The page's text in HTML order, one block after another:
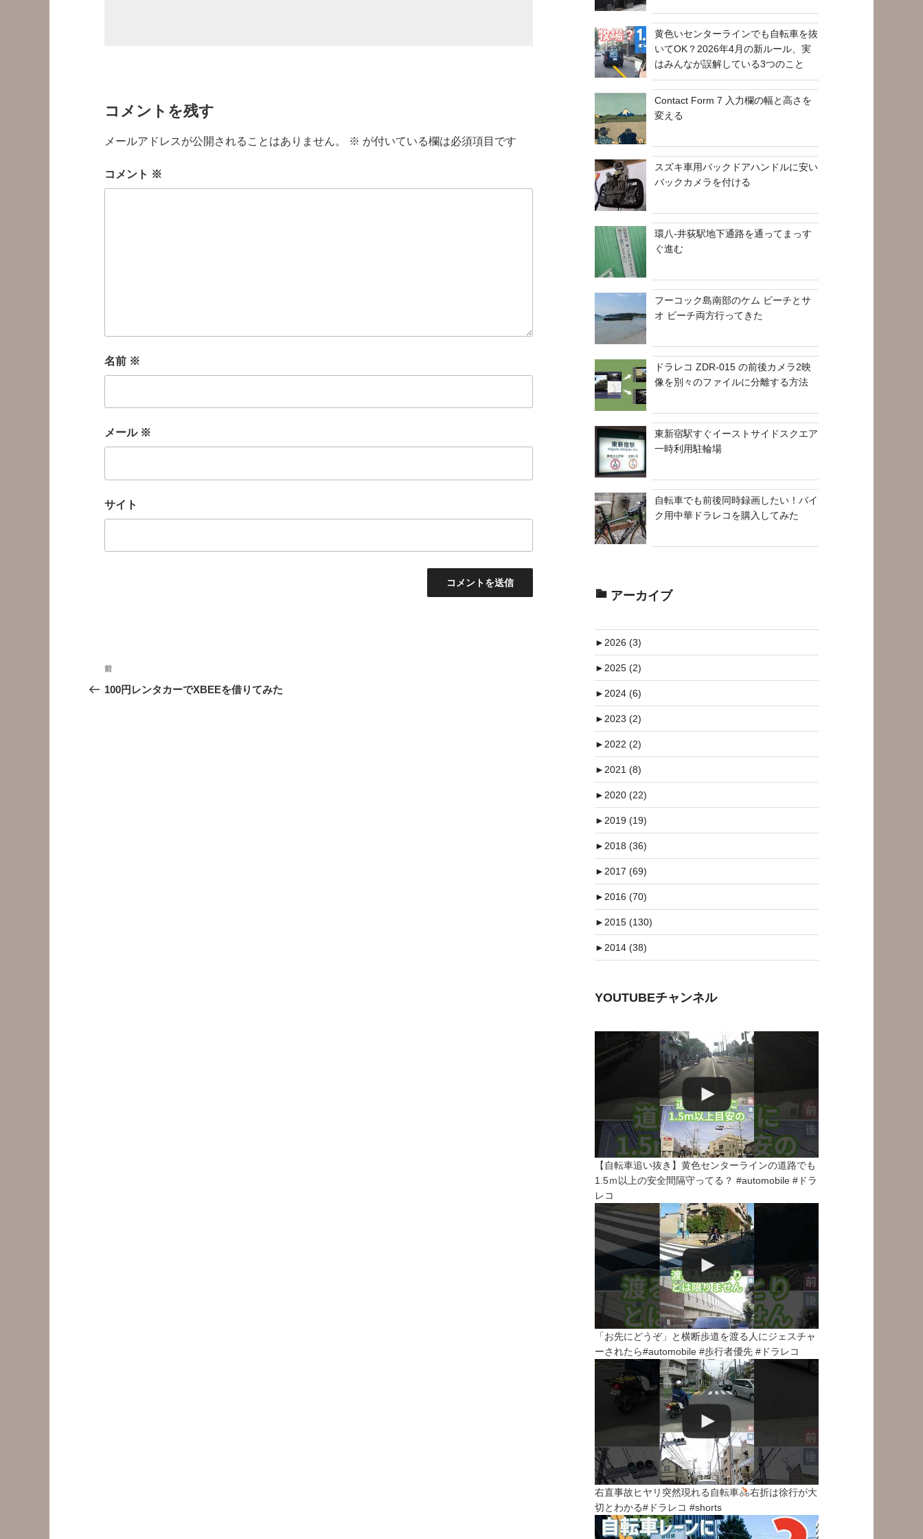
コメントを残す
メールアドレスが公開されることはありません。 ※ が付いている欄は必須項目です
コメント ※
名前 ※
メール ※
サイト
投
稿
前
の
前
100円レンタカーでXBEEを借りてみた
黄色いセンターラインでも自転車を抜
いてOK？2026年4月の新ルール、実
はみんなが誤解している3つのこと
Contact Form 7 入力欄の幅と高さを
変える
スズキ車用バックドアハンドルに安い
バックカメラを付ける
環八-井荻駅地下通路を通ってまっす
ぐ進む
フーコック島南部のケム ビーチとサ
オ ビーチ両方行ってきた
ドラレコ ZDR-015 の前後カメラ2映
像を別々のファイルに分離する方法
東新宿駅すぐイーストサイドスクエア
一時利用駐輪場
自転車でも前後同時録画したい！バイ
ク用中華ドラレコを購入してみた
アーカイブ
►2026 (3)
►2025 (2)
►2024 (6)
►2023 (2)
►2022 (2)
►2021 (8)
►2020 (22)
►2019 (19)
►2018 (36)
►2017 (69)
►2016 (70)
►2015 (130)
►2014 (38)
YOUTUBEチャンネル
【自転車追い抜き】黄色センターラインの道路でも
1.5ｍ以上の安全間隔守ってる？ #automobile #ドラ
レコ
「お先にどうぞ」と横断歩道を渡る人にジェスチャ
ーされたら#automobile #歩行者優先 #ドラレコ
右直事故ヒヤリ突然現れる自転車
右折は徐行が大
切とわかる#ドラレコ #shorts